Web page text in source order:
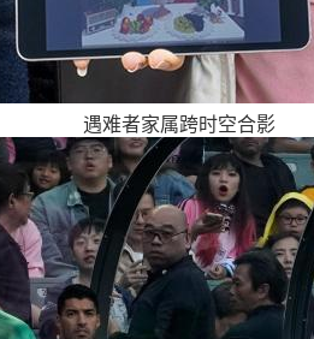
遇难者家属跨时空合影